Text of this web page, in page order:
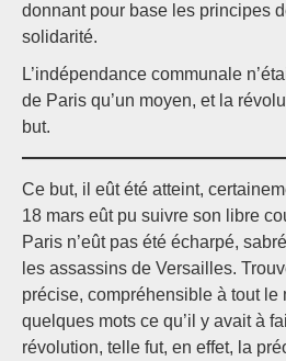
donnant pour base les principes
solidarité.
L’indépendance communale
de Paris qu’un moyen, et la
but.
Ce but, il eût été atteint,
18 mars eût pu suivre son libre
Paris n’eût pas été écharpé,
les assassins de Versailles.
précise, compréhensible à tout le
quelques mots ce qu’il y avait à
révolution, telle fut, en effet, la